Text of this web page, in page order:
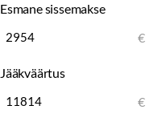
Esmane sissemakse
€
Jääkväärtus
€